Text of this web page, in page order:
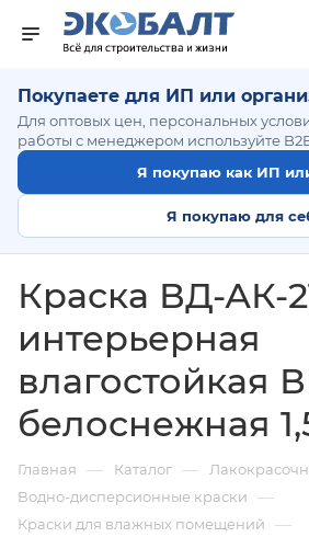
Покупаете для ИП или
Для оптовых цен, персональных
работы с менеджером используйте
Я покупаю как ИП
Я покупаю для
Краска ВД-АК-
интерьерная
влагостойкая
белоснежная
Главная — Каталог —
Водно-дисперсионные краски —
Краски для влажных помещений —